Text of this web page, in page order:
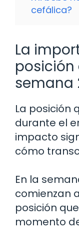
cefálica?
La
posición
semana
La posición
durante el
impacto
cómo
En la
comienzan
posición
momento